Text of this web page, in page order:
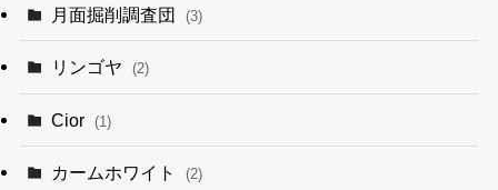
月面掘削調査団 (3)
リンゴヤ (2)
Cior (1)
カームホワイト (2)